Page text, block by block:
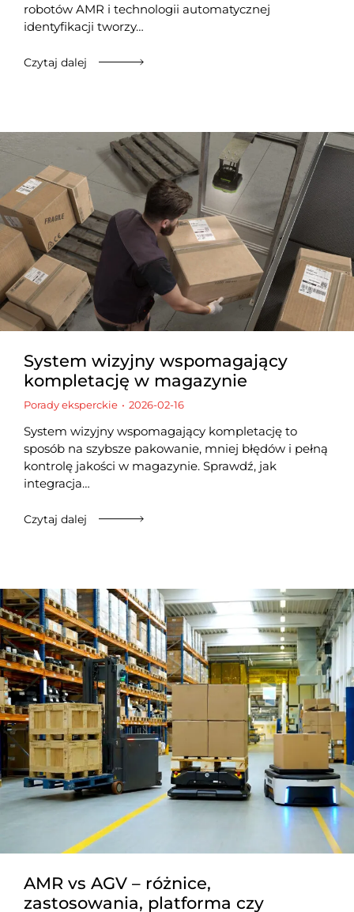
robotów AMR i technologii automatycznej
identyfikacji tworzy…
Czytaj dalej
System wizyjny wspomagający
kompletację w magazynie
Porady eksperckie 2026-02-16
System wizyjny wspomagający kompletację to
sposób na szybsze pakowanie, mniej błędów i pełną
kontrolę jakości w magazynie. Sprawdź, jak
integracja…
Czytaj dalej
AMR vs AGV – różnice,
zastosowania, platforma czy